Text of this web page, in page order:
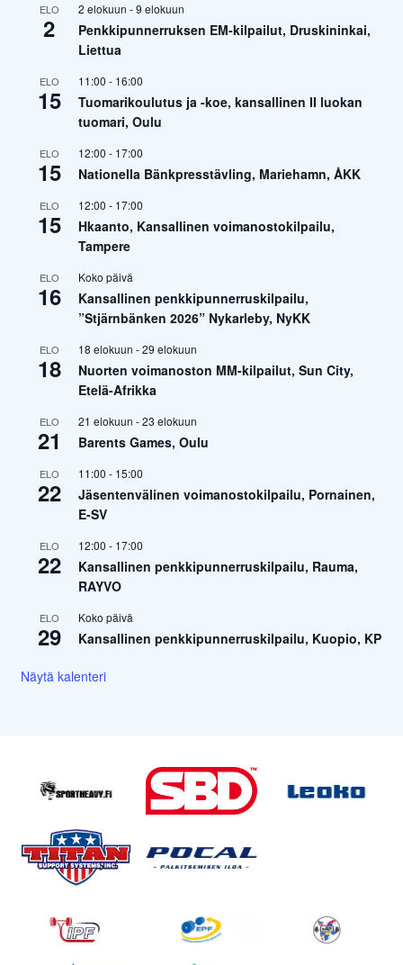
ELO
2
2 elokuun -9 elokuun
Penkkipunnerruksen EM-kilpailut, Druskininkai,
Liettua
ELO
15
11:00 - 16:00
Tuomarikoulutus ja -koe, kansallinen II luokan
tuomari, Oulu
ELO
15
12:00 - 17:00
Nationella Bänkpresstävling, Mariehamn, ÅKK
ELO
15
12:00 - 17:00
Hkaanto, Kansallinen voimanostokilpailu,
Tampere
ELO
16
Koko päivä
Kansallinen penkkipunnerruskilpailu,
”Stjärnbänken 2026” Nykarleby, NyKK
ELO
18
18 elokuun -29 elokuun
Nuorten voimanoston MM-kilpailut, Sun City,
Etelä-Afrikka
ELO
21
21 elokuun -23 elokuun
Barents Games, Oulu
ELO
22
11:00 - 15:00
Jäsentenvälinen voimanostokilpailu, Pornainen,
E-SV
ELO
22
12:00 - 17:00
Kansallinen penkkipunnerruskilpailu, Rauma,
RAYVO
ELO
29
Koko päivä
Kansallinen penkkipunnerruskilpailu, Kuopio, KP
Näytä kalenteri